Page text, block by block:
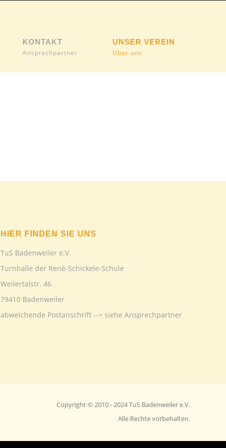
KONTAKT
Ansprechpartner
UNSER VEREIN
Über uns
HIER FINDEN SIE UNS
TuS Badenweiler e.V.
Turnhalle der René-Schickele-Schule
Weilertalstr. 46
79410 Badenweiler
abweichende Postanschrift --> siehe Ansprechpartner
Copyright © 2010 - 2024 TuS Badenweiler e.V.
Alle Rechte vorbehalten.